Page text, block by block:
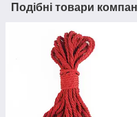
Подібні товари